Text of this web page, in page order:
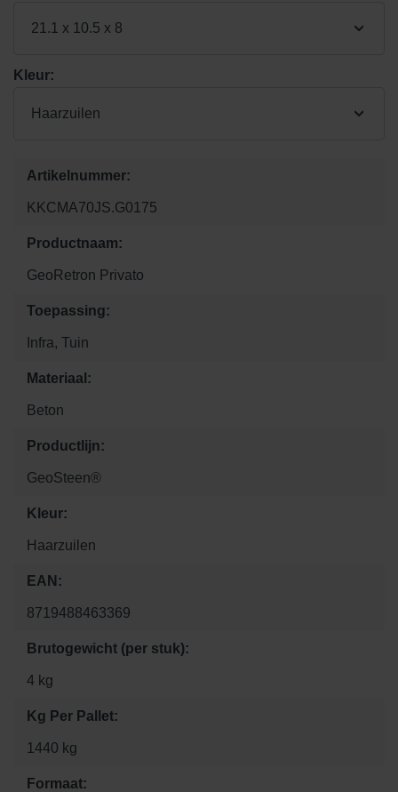
21.1 x 10.5 x 8
Kleur:
Haarzuilen
Artikelnummer:
KKCMA70JS.G0175
Productnaam:
GeoRetron Privato
Toepassing:
Infra, Tuin
Materiaal:
Beton
Productlijn:
GeoSteen®
Kleur:
Haarzuilen
EAN:
8719488463369
Brutogewicht (per stuk):
4 kg
Kg Per Pallet:
1440 kg
Formaat: